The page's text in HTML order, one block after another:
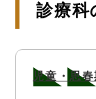
診療科
児童・思